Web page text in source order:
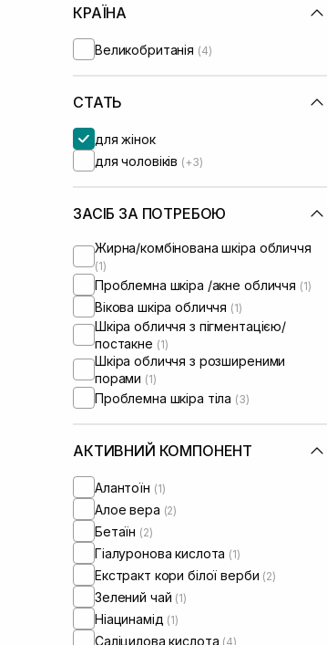
КРАЇНА
Великобританія (4)
СТАТЬ
для жінок
для чоловіків (+3)
ЗАСІБ ЗА ПОТРЕБОЮ
Жирна/комбінована шкіра обличчя
(1)
Проблемна шкіра /акне обличчя (1)
Вікова шкіра обличчя (1)
Шкіра обличчя з пігментацією/
постакне (1)
Шкіра обличчя з розширеними
порами (1)
Проблемна шкіра тіла (3)
АКТИВНИЙ КОМПОНЕНТ
Алантоїн (1)
Алое вера (2)
Бетаїн (2)
Гіалуронова кислота (1)
Екстракт кори білої верби (2)
Зелений чай (1)
Ніацинамід (1)
Саліцилова кислота (4)